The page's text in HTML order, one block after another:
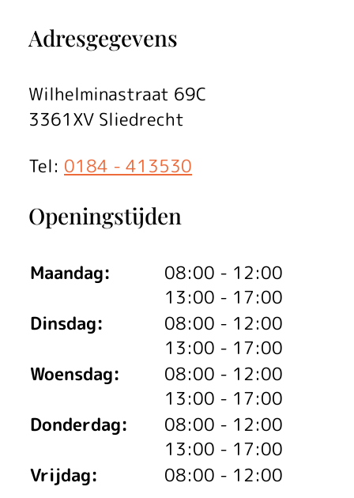
z
e
j
a
a
r
w
i
s
e
i
n
Adresgegevens
Wilhelminastraat 69C
3361XV Sliedrecht
Tel: 0184 - 413530
Openingstijden
Maandag: 08:00 tot
- 12:00
13:00 tot
- 17:00
Dinsdag:
08:00 tot
- 12:00
13:00 tot
- 17:00
Woensdag:
08:00 tot
- 12:00
13:00 tot
- 17:00
Donderdag:
08:00 tot
- 12:00
13:00 tot
- 17:00
Vrijdag:
08:00 - 12:00